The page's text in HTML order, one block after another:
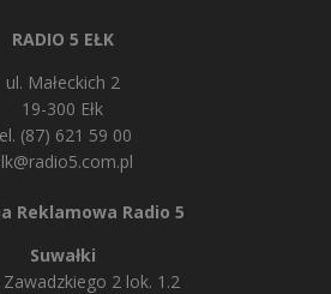
RADIO 5 EŁK
ul. Małeckich 2
19-300 Ełk
(87) 621 59 00
Reklamowa Radio 5
Suwałki
Zawadzkiego 2 lok. 1.2